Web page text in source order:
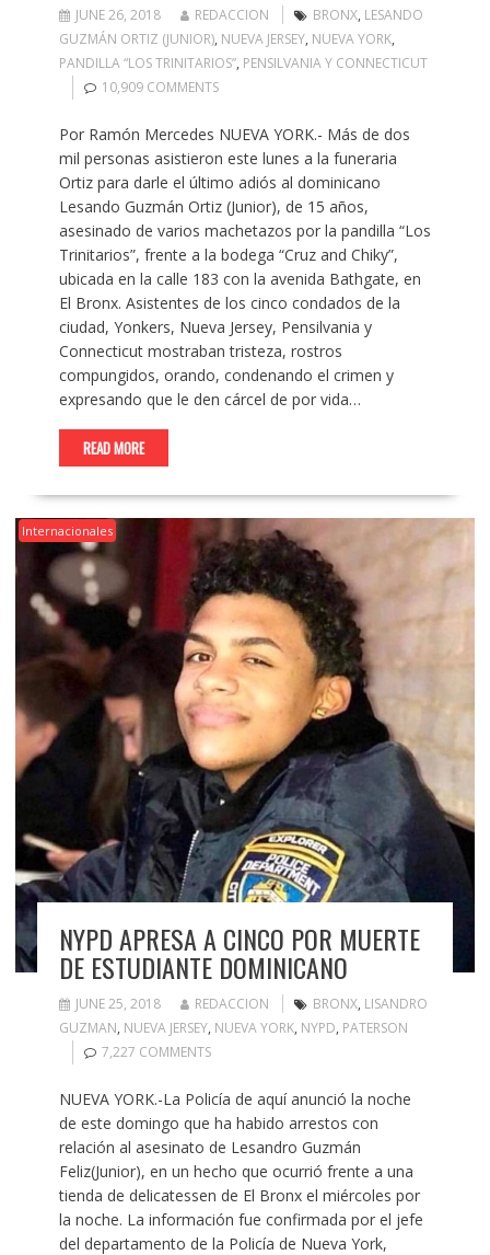
JUNE 26, 2018 REDACCION BRONX, LESANDO
GUZMÁN ORTIZ (JUNIOR), NUEVA JERSEY, NUEVA YORK,
PANDILLA “LOS TRINITARIOS”, PENSILVANIA Y CONNECTICUT
10,909 COMMENTS
Por Ramón Mercedes NUEVA YORK.- Más de dos
mil personas asistieron este lunes a la funeraria
Ortiz para darle el último adiós al dominicano
Lesando Guzmán Ortiz (Junior), de 15 años,
asesinado de varios machetazos por la pandilla “Los
Trinitarios”, frente a la bodega “Cruz and Chiky”,
ubicada en la calle 183 con la avenida Bathgate, en
El Bronx. Asistentes de los cinco condados de la
ciudad, Yonkers, Nueva Jersey, Pensilvania y
Connecticut mostraban tristeza, rostros
compungidos, orando, condenando el crimen y
expresando que le den cárcel de por vida…
READ MORE
Internacionales
NYPD APRESA A CINCO POR MUERTE
DE ESTUDIANTE DOMINICANO
JUNE 25, 2018 REDACCION BRONX, LISANDRO
GUZMAN, NUEVA JERSEY, NUEVA YORK, NYPD, PATERSON
7,227 COMMENTS
NUEVA YORK.-La Policía de aquí anunció la noche
de este domingo que ha habido arrestos con
relación al asesinato de Lesandro Guzmán
Feliz(Junior), en un hecho que ocurrió frente a una
tienda de delicatessen de El Bronx el miércoles por
la noche. La información fue confirmada por el jefe
del departamento de la Policía de Nueva York,